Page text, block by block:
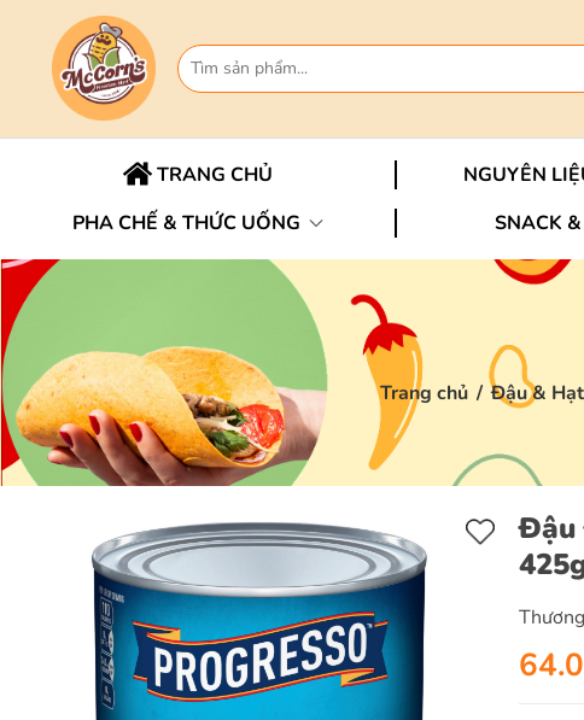
TRANG CHỦ NGUYÊN
PHA CHẾ & THỨC UỐNG
SNACK
Trang chủ / Đậu &
Đậu